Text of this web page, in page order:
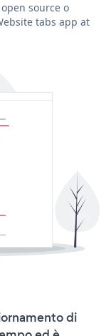
source o
tabs app at
di